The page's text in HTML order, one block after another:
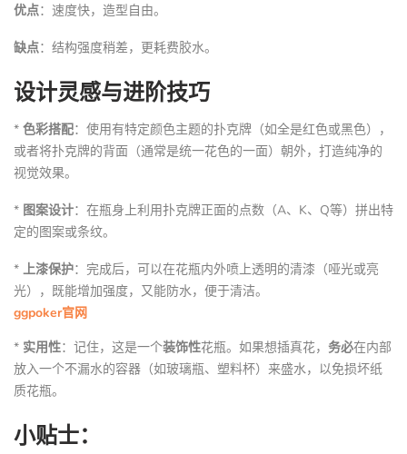
优点：速度快，造型自由。
缺点：结构强度稍差，更耗费胶水。
设计灵感与进阶技巧
* 色彩搭配：使用有特定颜色主题的扑克牌（如全是红色或黑色），
或者将扑克牌的背面（通常是统一花色的一面）朝外，打造纯净的
视觉效果。
* 图案设计：在瓶身上利用扑克牌正面的点数（A、K、Q等）拼出特
定的图案或条纹。
* 上漆保护：完成后，可以在花瓶内外喷上透明的清漆（哑光或亮
光），既能增加强度，又能防水，便于清洁。
ggpoker官网
* 实用性：记住，这是一个装饰性花瓶。如果想插真花， 务必在内部
放入一个不漏水的容器（如玻璃瓶、塑料杯）来盛水，以免损坏纸
质花瓶。
小贴士：